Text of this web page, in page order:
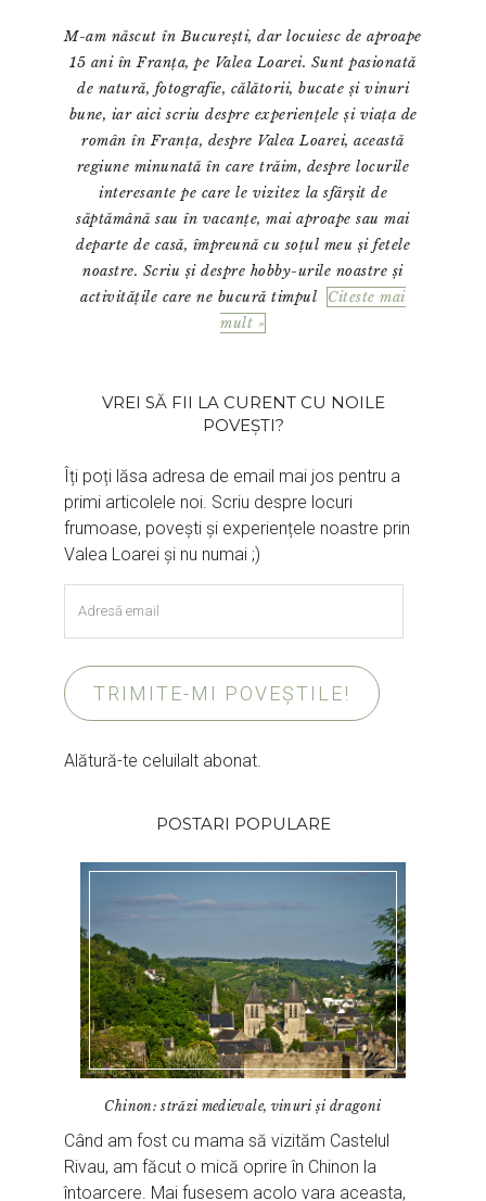
M-am născut în București, dar locuiesc de aproape
15 ani în Franța, pe Valea Loarei. Sunt pasionată
de natură, fotografie, călătorii, bucate și vinuri
bune, iar aici scriu despre experiențele și viața de
român în Franța, despre Valea Loarei, această
regiune minunată în care trăim, despre locurile
interesante pe care le vizitez la sfârșit de
săptămână sau în vacanțe, mai aproape sau mai
departe de casă, împreună cu soțul meu și fetele
noastre. Scriu și despre hobby-urile noastre și
activitățile care ne bucură timpul
Citeste mai
mult »
VREI SĂ FII LA CURENT CU NOILE
POVEȘTI?
Îți poți lăsa adresa de email mai jos pentru a
primi articolele noi. Scriu despre locuri
frumoase, povești și experiențele noastre prin
Valea Loarei și nu numai ;)
email
TRIMITE-MI POVEȘTILE!
Alătură-te celuilalt abonat.
POSTARI POPULARE
Chinon: străzi medievale, vinuri și dragoni
Când am fost cu mama să vizităm Castelul
Rivau, am făcut o mică oprire în Chinon la
întoarcere. Mai fusesem acolo vara aceasta,